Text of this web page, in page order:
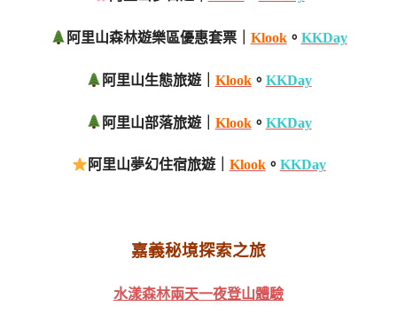
阿里山森林遊樂區優惠套票｜ Klook。 KKDay
阿里山生態旅遊｜ Klook。 KKDay
阿里山部落旅遊｜ Klook。 KKDay
阿里山夢幻住宿旅遊｜ Klook。 KKDay
嘉義秘境探索之旅
水漾森林兩天一夜登山體驗